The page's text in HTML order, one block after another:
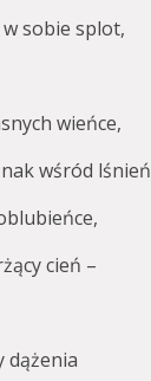
sobie splot,
wieńce,
wśród lśnień
cień –
dążenia